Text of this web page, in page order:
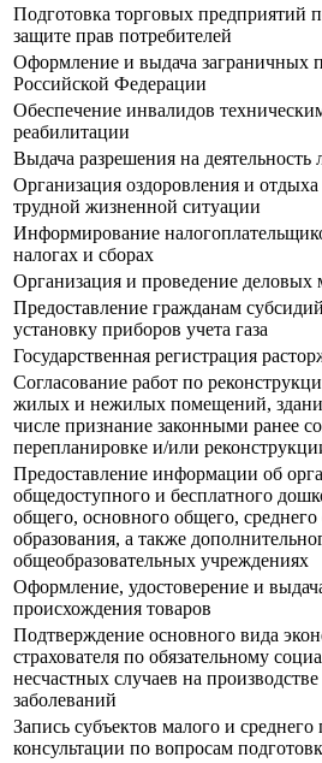
Подготовка торговых предприятий
защите прав потребителей
Оформление и выдача заграничных
Российской Федерации
Обеспечение инвалидов
реабилитации
Выдача разрешения на деятельность
Организация оздоровления и
трудной жизненной ситуации
Информирование
налогах и сборах
Организация и проведение деловых
Предоставление гражданам
установку приборов учета газа
Государственная регистрация
Согласование работ по
жилых и нежилых помещений,
числе признание законными ранее
перепланировке и/или
Предоставление информации об
общедоступного и бесплатного
общего, основного общего,
образования, а также
общеобразовательных учреждениях
Оформление, удостоверение и
происхождения товаров
Подтверждение основного вида
страхователя по обязательному
несчастных случаев на
заболеваний
Запись субъектов малого и
консультации по вопросам